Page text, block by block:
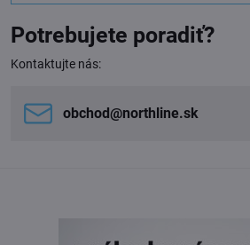
Potrebujete poradiť?
Kontaktujte nás:
obchod​@northline​.sk